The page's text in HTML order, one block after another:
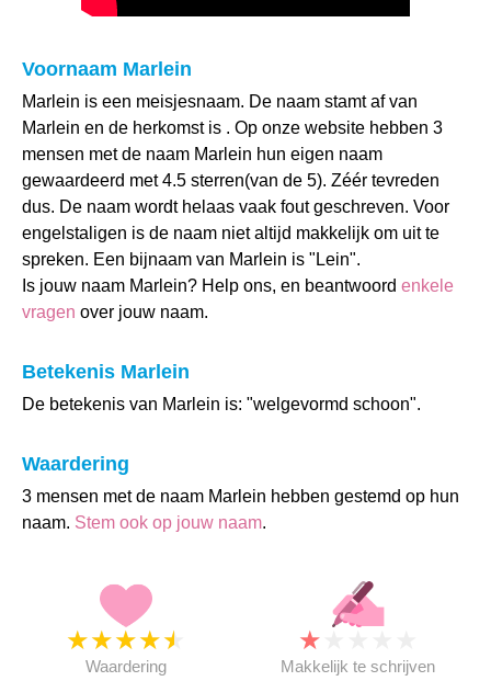
Voornaam Marlein
Marlein is een meisjesnaam. De naam stamt af van
Marlein en de herkomst is . Op onze website hebben 3
mensen met de naam Marlein hun eigen naam
gewaardeerd met 4.5 sterren(van de 5). Zéér tevreden
dus. De naam wordt helaas vaak fout geschreven. Voor
engelstaligen is de naam niet altijd makkelijk om uit te
spreken. Een bijnaam van Marlein is "Lein".
Is jouw naam Marlein? Help ons, en beantwoord enkele
vragen over jouw naam.
Betekenis Marlein
De betekenis van Marlein is: "welgevormd schoon".
Waardering
3 mensen met de naam Marlein hebben gestemd op hun
naam. Stem ook op jouw naam.
★★★★★
Waardering
★
Makkelijk te schrijven